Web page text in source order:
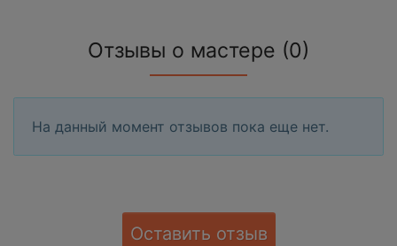
Отзывы о мастере (0)
На данный момент отзывов пока еще нет.
Оставить отзыв